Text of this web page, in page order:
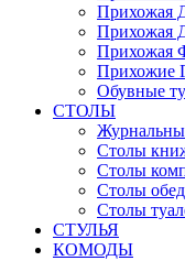
Прихожая
Прихожая
Прихожая
Прихожие
Обувные
СТОЛЫ
Столы
Столы
Столы
Столы
СТУЛЬЯ
КОМОДЫ